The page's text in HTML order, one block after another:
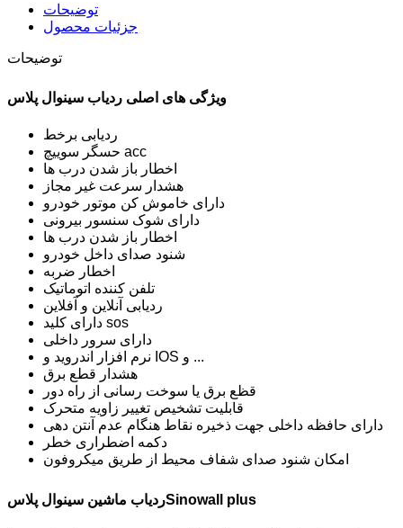
توضیحات
جزئیات محصول
توضیحات
ویژگی های اصلی ردیاب سینوال پلاس
ردیابی برخط
حسگر سوییچ acc
اخطار باز شدن درب ها
هشدار سرعت غیر مجاز
دارای خاموش کن موتور خودرو
دارای شوک سنسور بیرونی
اخطار باز شدن درب ها
شنود صدای داخل خودرو
اخطار ضربه
تلفن کننده اتوماتیک
ردیابی آنلاین و آفلاین
دارای کلید sos
دارای سرور داخلی
نرم افزار اندروید و IOS و ...
هشدار قطع برق
قظع برق یا سوخت رسانی از راه دور
قابلیت تشخیص تغییر زاویه متحرک
دارای حافظه داخلی جهت ذخیره نقاط هنگام عدم آنتن دهی
دکمه اضطراری خطر
امکان شنود صدای شفاف محیط از طریق میکروفون
ردیاب ماشین سینوال پلاسSinowall plus